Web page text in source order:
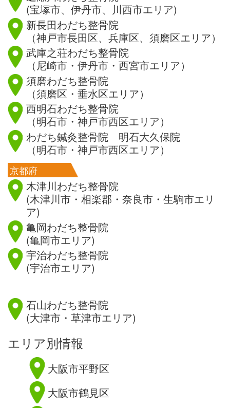
(宝塚市、伊丹市、川西市エリア)
新長田わだち整骨院
（神戸市長田区、兵庫区、須磨区エリア）
武庫之荘わだち整骨院
（尼崎市・伊丹市・西宮市エリア）
須磨わだち整骨院
（須磨区・垂水区エリア）
西明石わだち整骨院
（明石市・神戸市西区エリア）
わだち鍼灸整骨院 明石大久保院
（明石市・神戸市西区エリア）
京都府
木津川わだち整骨院
(木津川市・相楽郡・奈良市・生駒市エリ
ア)
亀岡わだち整骨院
(亀岡市エリア)
宇治わだち整骨院
(宇治市エリア)
石山わだち整骨院
(大津市・草津市エリア)
エリア別情報
大阪市平野区
大阪市鶴見区